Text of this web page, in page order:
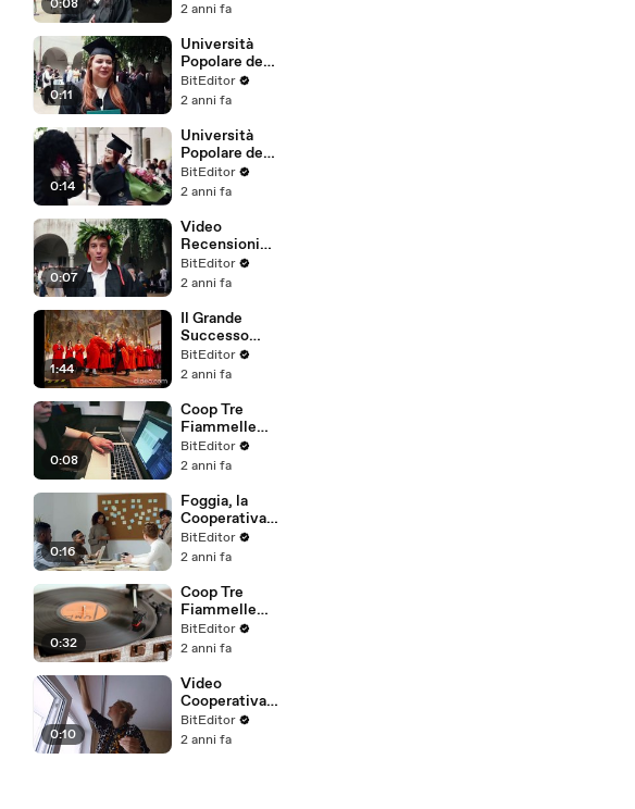
0:08
laurea
2 anni fa
0:11
Università
Popolare degli
Studi di
Milano
BitEditor
2 anni fa
0:14
Università
Popolare degli
studi di
milano VIDEO
BitEditor
2 anni fa
0:07
Video
Recensioni
Università
Popolare di
BitEditor
2 anni fa
1:44
Il Grande
Successo
dell'Universit
à Popolare
Milano
BitEditor
2 anni fa
0:08
Coop Tre
Fiammelle
Foggia
BitEditor
2 anni fa
0:16
Foggia, la
Cooperativa
Tre
Fiammelle
BitEditor
2 anni fa
0:32
Coop Tre
Fiammelle
Roma FG -
Foggia
BitEditor
2 anni fa
0:10
Video
Cooperativa
Tre
Fiammelle
BitEditor
2 anni fa